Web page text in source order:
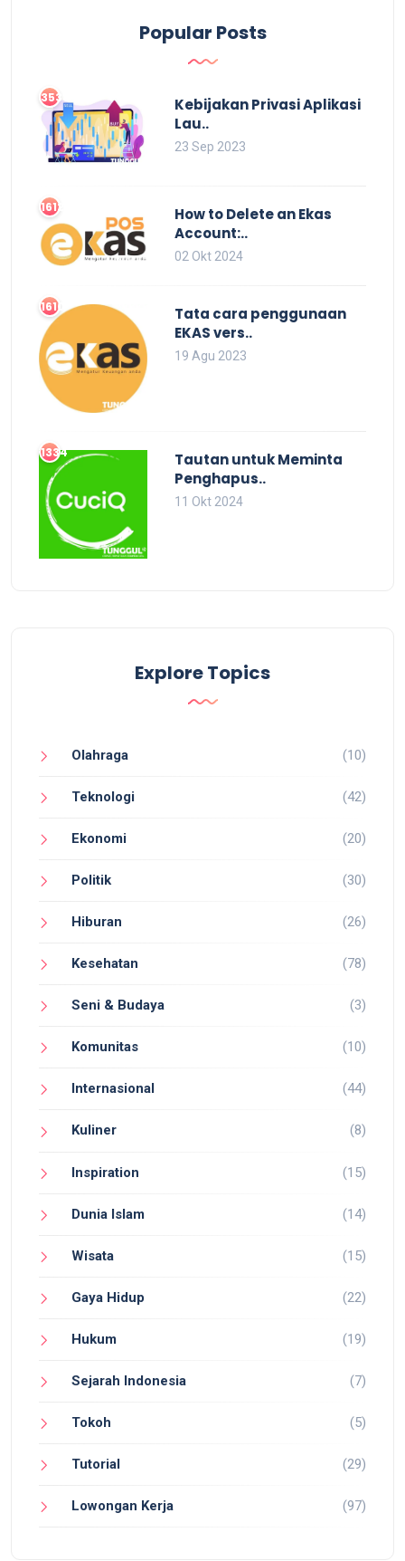
Popular Posts
3538
Kebijakan Privasi Aplikasi
Lau..
23 Sep 2023
1612
How to Delete an Ekas
Account:..
02 Okt 2024
1610
Tata cara penggunaan
EKAS vers..
19 Agu 2023
1334
Tautan untuk Meminta
Penghapus..
11 Okt 2024
Explore Topics
Olahraga (10)
Teknologi (42)
Ekonomi (20)
Politik (30)
Hiburan (26)
Kesehatan (78)
Seni & Budaya (3)
Komunitas (10)
Internasional (44)
Kuliner (8)
Inspiration (15)
Dunia Islam (14)
Wisata (15)
Gaya Hidup (22)
Hukum (19)
Sejarah Indonesia (7)
Tokoh (5)
Tutorial (29)
Lowongan Kerja (97)